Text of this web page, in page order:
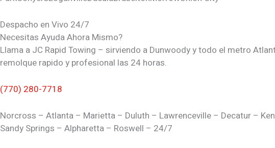
Despacho en Vivo 24/7
Necesitas Ayuda Ahora Mismo?
Llama a JC Rapid Towing – sirviendo a Dunwoody y todo el metro
remolque rapido y profesional las 24 horas.
(770) 280-7718
Norcross – Atlanta – Marietta – Duluth – Lawrenceville – Decatur –
Sandy Springs – Alpharetta – Roswell – 24/7